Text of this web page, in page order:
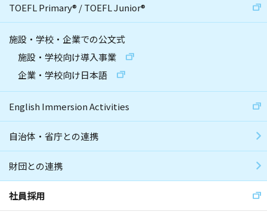
TOEFL Primary® /TOEFL Junior®
施設・学校・企業での公文式
施設・学校向け導入事業
企業・学校向け日本語
English Immersion Activities
自治体・省庁との連携
財団との連携
社員採用